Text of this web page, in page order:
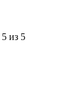
из 5